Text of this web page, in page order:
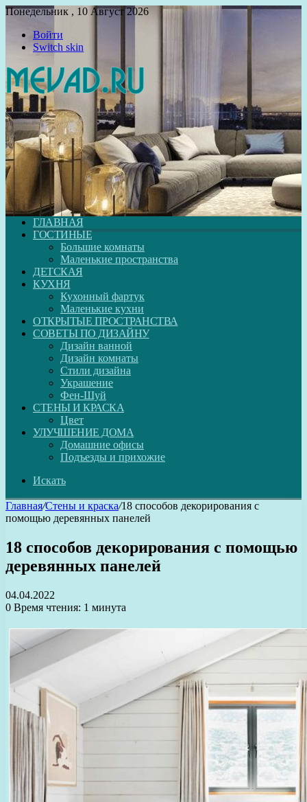
Понедельник , 10 Август 2026
Войти
Switch skin
ГЛАВНАЯ
ГОСТИНЫЕ
Большие комнаты
Маленькие пространства
ДЕТСКАЯ
КУХНЯ
Кухонный фартук
Маленькие кухни
ОТКРЫТЫЕ ПРОСТРАНСТВА
СОВЕТЫ ПО ДИЗАЙНУ
Дизайн ванной
Дизайн комнаты
Стили дизайна
Украшение
Фен-Шуй
СТЕНЫ И КРАСКА
Цвет
УЛУЧШЕНИЕ ДОМА
Домашние офисы
Подъезды и прихожие
Искать
Главная/Стены и краска/18 способов декорирования с
помощью деревянных панелей
18 способов декорирования с помощью
деревянных панелей
04.04.2022
0 Время чтения: 1 минута